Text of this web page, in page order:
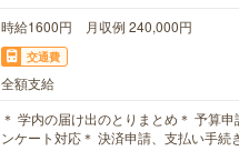
時給1600円 月収例 240,000円
交通費
全額支給
＊ 学内の届け出のとりまとめ＊ 予算
ンケート対応＊ 決済申請、支払い手